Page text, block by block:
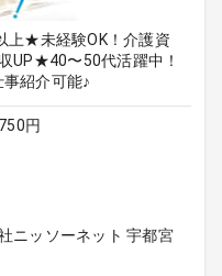
上★未経験OK！介護資
UP★40〜50代活躍中！
紹介可能♪
円
ニッソーネット 宇都宮